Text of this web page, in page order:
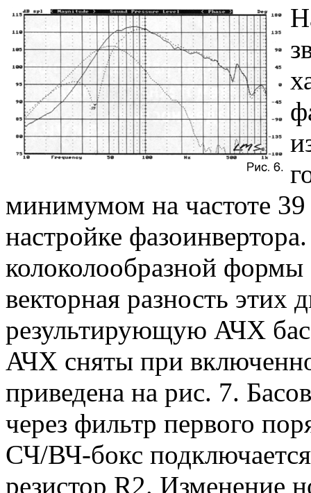
минимумом на частоте
настройке
колоколообразной
векторная разность этих
результирующую АЧХ
АЧХ сняты при
приведена на рис. 7.
через фильтр первого
СЧ/ВЧ-бокс
резистор R2. Изменение